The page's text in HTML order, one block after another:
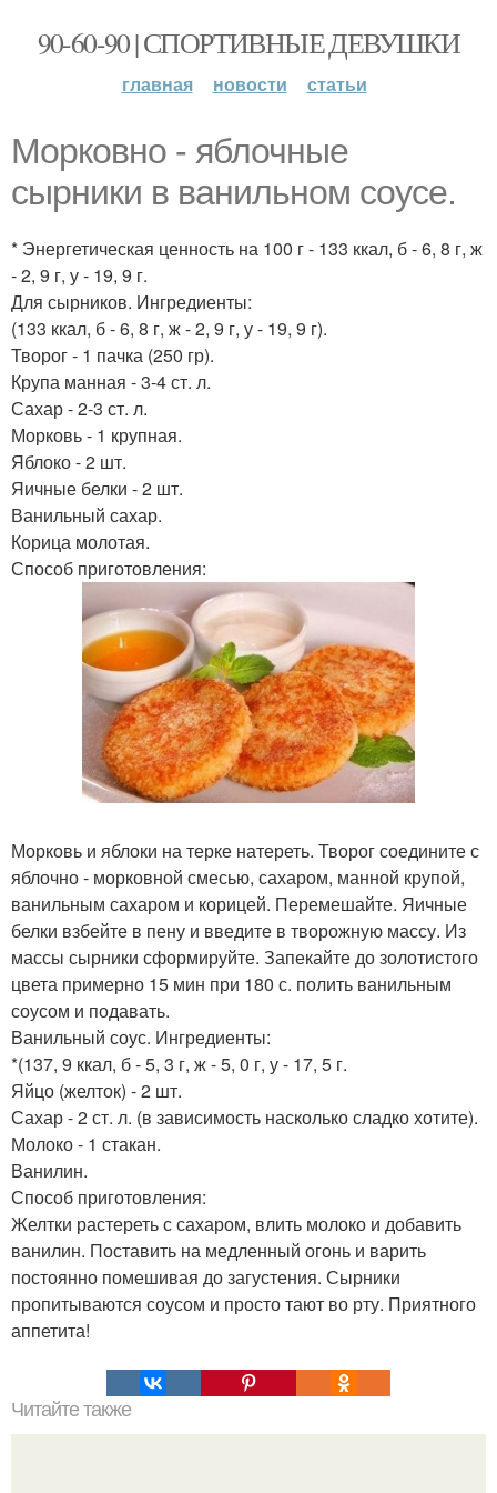
90-60-90 | СПОРТИВНЫЕ ДЕВУШКИ
главная новости статьи
Морковно - яблочные
сырники в ванильном соусе.
* Энергетическая ценность на 100 г - 133 ккал, б - 6, 8 г, ж
- 2, 9 г, у - 19, 9 г.
Для сырников. Ингредиенты:
(133 ккал, б - 6, 8 г, ж - 2, 9 г, у - 19, 9 г).
Творог - 1 пачка (250 гр).
Крупа манная - 3-4 ст. л.
Сахар - 2-3 ст. л.
Морковь - 1 крупная.
Яблоко - 2 шт.
Яичные белки - 2 шт.
Ванильный сахар.
Корица молотая.
Способ приготовления:
Морковь и яблоки на терке натереть. Творог соедините с
яблочно - морковной смесью, сахаром, манной крупой,
ванильным сахаром и корицей. Перемешайте. Яичные
белки взбейте в пену и введите в творожную массу. Из
массы сырники сформируйте. Запекайте до золотистого
цвета примерно 15 мин при 180 с. полить ванильным
соусом и подавать.
Ванильный соус. Ингредиенты:
*(137, 9 ккал, б - 5, 3 г, ж - 5, 0 г, у - 17, 5 г.
Яйцо (желток) - 2 шт.
Сахар - 2 ст. л. (в зависимость насколько сладко хотите).
Молоко - 1 стакан.
Ванилин.
Способ приготовления:
Желтки растереть с сахаром, влить молоко и добавить
ванилин. Поставить на медленный огонь и варить
постоянно помешивая до загустения. Сырники
пропитываются соусом и просто тают во рту. Приятного
аппетита!
Читайте также